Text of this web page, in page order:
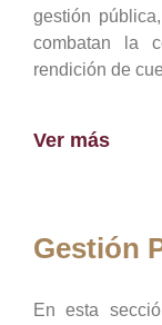
gestión
combatan la
rendición de
Ver más
Gestión
En esta